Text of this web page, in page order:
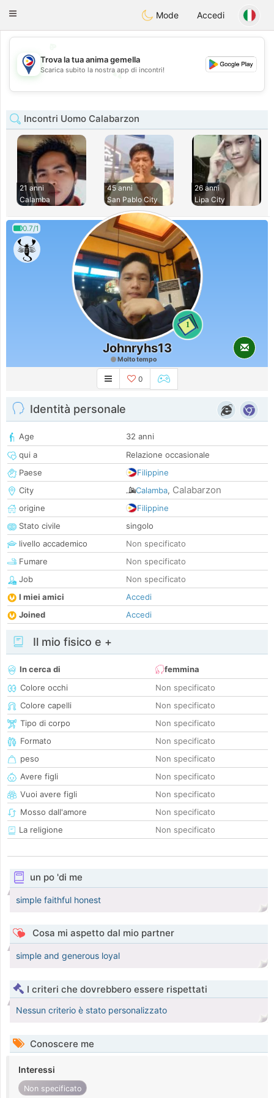
PhilippinesChat
Toggle
Mode Accedi
💕
💕
Trova la tua anima gemella
Scarica subito la nostra app di incontri!
Incontri Uomo Calabarzon
21 anni
Calamba
45 anni
San Pablo City
26 anni
Lipa City
0.7/1
1
Johnryhs13
Molto tempo
0
Identità personale
Age
32 anni
qui a
Relazione occasionale
Paese
Filippine
City
Calamba, Calabarzon
origine
Filippine
Stato civile
singolo
livello accademico
Non specificato
Fumare
Non specificato
Job
Non specificato
I miei amici
Accedi
Joined
Accedi
Il mio fisico e +
In cerca di
femmina
Colore occhi
Non specificato
Colore capelli
Non specificato
Tipo di corpo
Non specificato
Formato
Non specificato
peso
Non specificato
Avere figli
Non specificato
Vuoi avere figli
Non specificato
Mosso dall'amore
Non specificato
La religione
Non specificato
un po 'di me
simple faithful honest
Cosa mi aspetto dal mio partner
simple and generous loyal
I criteri che dovrebbero essere rispettati
Nessun criterio è stato personalizzato
Conoscere me
Interessi
Non specificato